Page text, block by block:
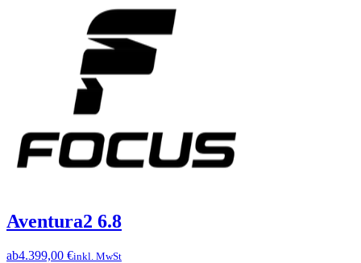
Aventura2 6.8
ab4.399,00 €inkl. MwSt